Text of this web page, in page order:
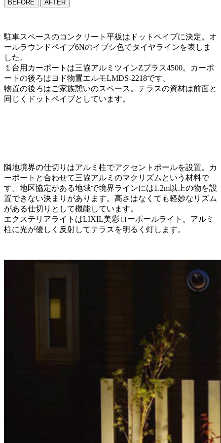
BEFORE AFTER
駐車スペースのコンクリート平板はドットペイブに決定。オ
ールラウンドペイブ6Nのイブシ色でタイヤラインを表しま
した。
１台用カーポートは三協アルミツインZプラス4500。カーポ
ートの後ろはヨド物置エルモLMDS-2218です。
物置の後ろはご家族憩いのスペース。テラスの資材は前面と
同じくドットペイブとしています。
隣地境界の仕切りはアルミ柱でアクセントポールを設置。カ
ーポートと合わせて三協アルミのマクリズムという材料で
す。地区協定がある地域で境界ラインには1.2m以上の物を設
置できない決まりがあります。高さはなくても軽妙なリズム
がある仕切りとして機能しています。
エクステリアライトはLIXIL美彩ローポールライト。アルミ
柱に光が優しく反射してテラスを明るく灯します。